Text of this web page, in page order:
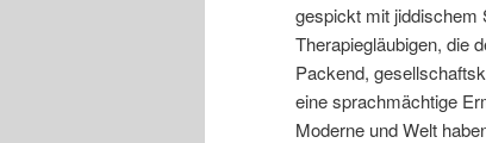
gespickt mit jiddischem
Therapiegläubigen, die
Packend,
eine sprachmächtige
Moderne und Welt